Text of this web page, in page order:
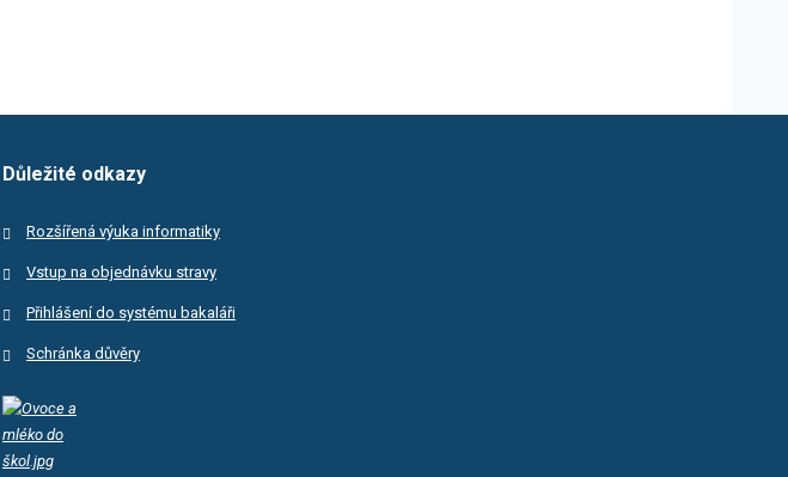
Důležité odkazy
Rozšířená výuka informatiky
Vstup na objednávku stravy
Přihlášení do systému bakaláři
Schránka důvěry